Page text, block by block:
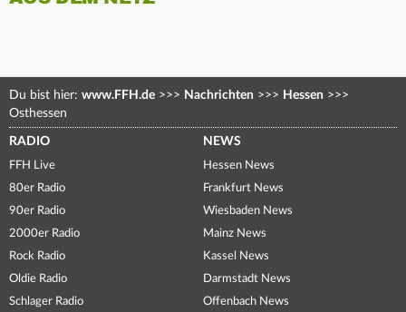
Du bist hier: www.FFH.de >>> Nachrichten >>> Hessen >>>
Osthessen
RADIO
FFH Live
80er Radio
90er Radio
2000er Radio
Rock Radio
Oldie Radio
Schlager Radio
NEWS
Hessen News
Frankfurt News
Wiesbaden News
Mainz News
Kassel News
Darmstadt News
Offenbach News